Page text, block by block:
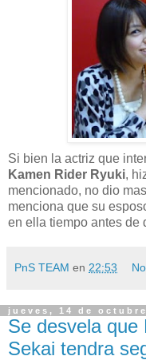
Si bien la actriz que
Kamen Rider Ryuki,
mencionado, no dio
menciona que su
en ella tiempo antes de
PnS TEAM en 22:53
jueves, 14 de
Se desvela que
Sekai tendra